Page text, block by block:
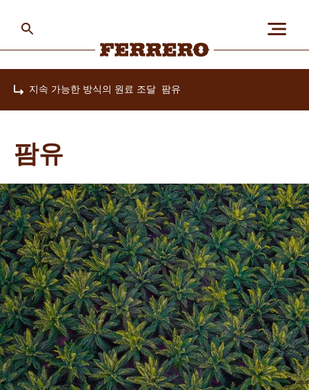
회사 소개
사람과 지구
페레로의 브랜드
채용
뉴스 & 스토리
main
content
지속 가능한 방식의 원료 조달 팜유
팜유